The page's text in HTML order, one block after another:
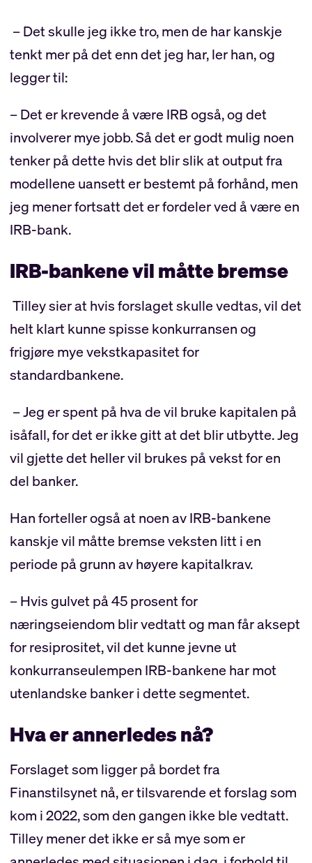
– Det skulle jeg ikke tro, men de har kanskje
tenkt mer på det enn det jeg har, ler han, og
legger til:
– Det er krevende å være IRB også, og det
involverer mye jobb. Så det er godt mulig noen
tenker på dette hvis det blir slik at output fra
modellene uansett er bestemt på forhånd, men
jeg mener fortsatt det er fordeler ved å være en
IRB-bank.
IRB-bankene vil måtte bremse
Tilley sier at hvis forslaget skulle vedtas, vil det
helt klart kunne spisse konkurransen og
frigjøre mye vekstkapasitet for
standardbankene.
– Jeg er spent på hva de vil bruke kapitalen på
isåfall, for det er ikke gitt at det blir utbytte. Jeg
vil gjette det heller vil brukes på vekst for en
del banker.
Han forteller også at noen av IRB-bankene
kanskje vil måtte bremse veksten litt i en
periode på grunn av høyere kapitalkrav.
– Hvis gulvet på 45 prosent for
næringseiendom blir vedtatt og man får aksept
for resiprositet, vil det kunne jevne ut
konkurranseulempen IRB-bankene har mot
utenlandske banker i dette segmentet.
Hva er annerledes nå?
Forslaget som ligger på bordet fra
Finanstilsynet nå, er tilsvarende et forslag som
kom i 2022, som den gangen ikke ble vedtatt.
Tilley mener det ikke er så mye som er